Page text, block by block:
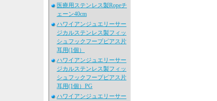
医療用ステンレス製Ropeチ
ェーン40cm
ハワイアンジュエリーサー
ジカルステンレス製フィッ
シュフックフープピアス片
耳用(1個）
ハワイアンジュエリーサー
ジカルステンレス製フィッ
シュフックフープピアス片
耳用(1個）PG
ハワイアンジュエリーサー